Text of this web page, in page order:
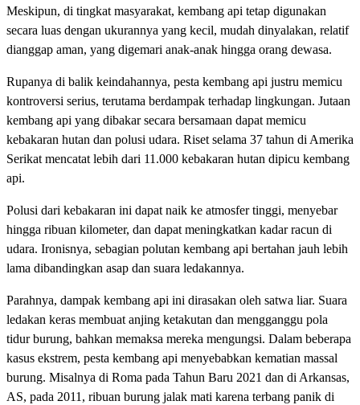
Meskipun, di tingkat masyarakat, kembang api tetap digunakan
secara luas dengan ukurannya yang kecil, mudah dinyalakan, relatif
dianggap aman, yang digemari anak-anak hingga orang dewasa.
Rupanya di balik keindahannya, pesta kembang api justru memicu
kontroversi serius, terutama berdampak terhadap lingkungan. Jutaan
kembang api yang dibakar secara bersamaan dapat memicu
kebakaran hutan dan polusi udara. Riset selama 37 tahun di Amerika
Serikat mencatat lebih dari 11.000 kebakaran hutan dipicu kembang
api.
Polusi dari kebakaran ini dapat naik ke atmosfer tinggi, menyebar
hingga ribuan kilometer, dan dapat meningkatkan kadar racun di
udara. Ironisnya, sebagian polutan kembang api bertahan jauh lebih
lama dibandingkan asap dan suara ledakannya.
Parahnya, dampak kembang api ini dirasakan oleh satwa liar. Suara
ledakan keras membuat anjing ketakutan dan mengganggu pola
tidur burung, bahkan memaksa mereka mengungsi. Dalam beberapa
kasus ekstrem, pesta kembang api menyebabkan kematian massal
burung. Misalnya di Roma pada Tahun Baru 2021 dan di Arkansas,
AS, pada 2011, ribuan burung jalak mati karena terbang panik di